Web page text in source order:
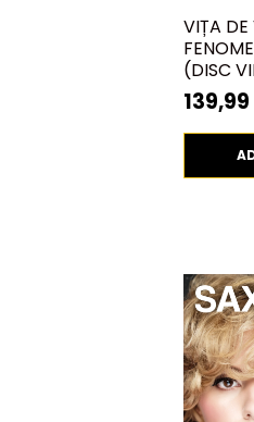
VIȚA DE
(DISC